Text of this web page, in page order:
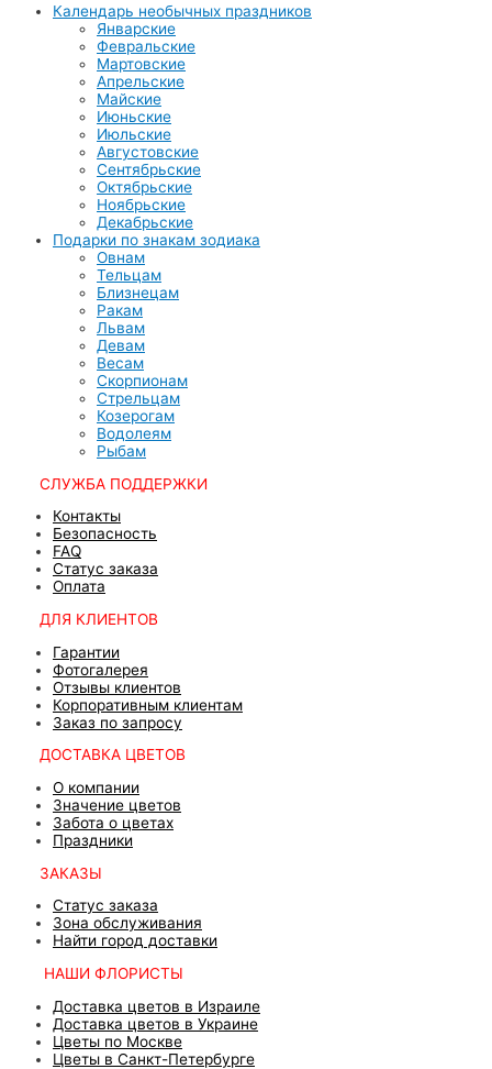
Календарь необычных праздников
Январские
Февральские
Мартовские
Апрельские
Майские
Июньские
Июльские
Августовские
Сентябрьские
Октябрьские
Ноябрьские
Декабрьские
Подарки по знакам зодиака
Овнам
Тельцам
Близнецам
Ракам
Львам
Девам
Весам
Скорпионам
Стрельцам
Козерогам
Водолеям
Рыбам
CЛУЖБА ПОДДЕРЖКИ
Контакты
Безопасность
FAQ
Статус заказа
Оплата
ДЛЯ КЛИЕНТОВ
Гарантии
Фотогалерея
Отзывы клиентов
Корпоративным клиентам
Заказ по запросу
ДОСТАВКА ЦВЕТОВ
О компании
Значение цветов
Забота о цветах
Праздники
ЗАКАЗЫ
Статус заказа
Зона обслуживания
Найти город доставки
НАШИ ФЛОРИСТЫ
Доставка цветов в Израиле
Доставка цветов в Украине
Цветы по Москве
Цветы в Санкт-Петербурге